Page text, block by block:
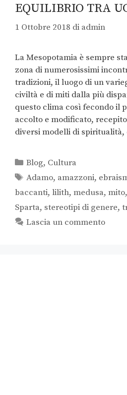
EQUILIBRIO TRA
1 Ottobre 2018 di admin
La Mesopotamia è sempre
zona di numerosissimi
tradizioni, il luogo di un
civiltà e di miti dalla più
questo clima così fecondo il
accolto e modificato,
diversi modelli di
Blog, Cultura
Adamo, amazzoni,
baccanti, lilith, medusa, mito,
Sparta, stereotipi di genere,
Lascia un commento